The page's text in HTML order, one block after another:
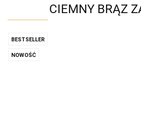
CIEMNY BRĄZ
BESTSELLER
NOWOŚĆ